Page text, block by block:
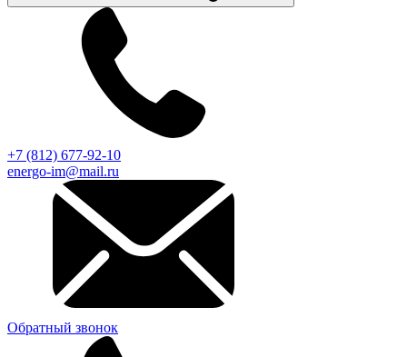
+7 (812) 677-92-10
energo-im@mail.ru
Обратный звонок